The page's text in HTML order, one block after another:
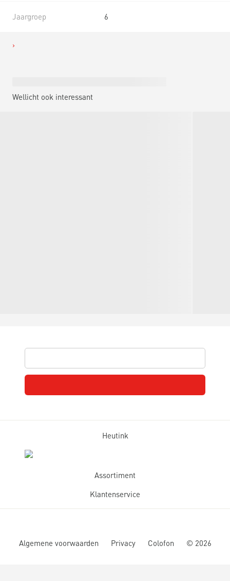
Jaargroep 6
Wellicht ook interessant
Heutink
Assortiment
Klantenservice
Algemene voorwaarden Privacy Colofon © 2026